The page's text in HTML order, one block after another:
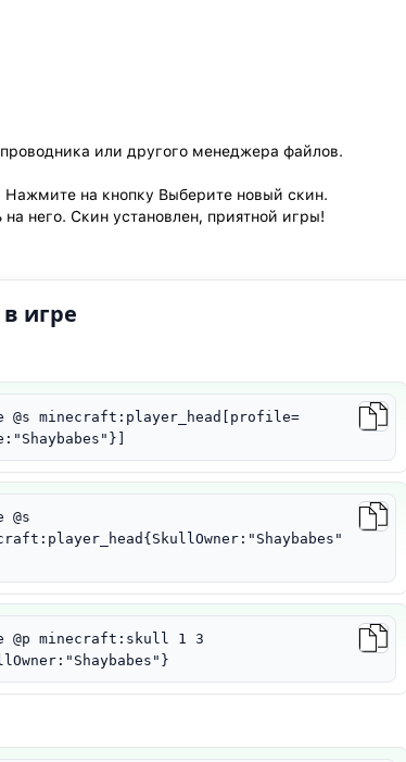
или другого менеджера файлов.
на кнопку Выберите новый скин.
него. Скин установлен, приятной игры!
игре
@s minecraft:player_head[profile=
@s
@p minecraft:skull 1 3